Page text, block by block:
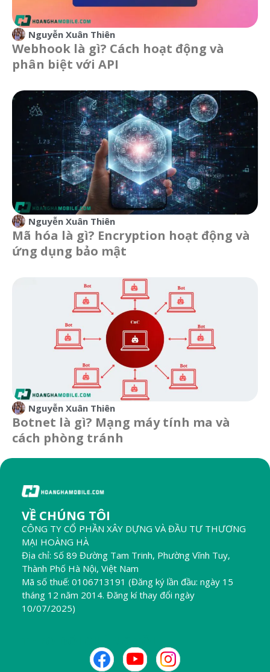
Nguyễn Xuân Thiên
Webhook là gì? Cách hoạt động và
phân biệt với API
Nguyễn Xuân Thiên
Mã hóa là gì? Encryption hoạt động và
ứng dụng bảo mật
Nguyễn Xuân Thiên
Botnet là gì? Mạng máy tính ma và
cách phòng tránh
VỀ CHÚNG TÔI
CÔNG TY CỔ PHẦN XÂY DỰNG VÀ ĐẦU TƯ THƯƠNG
MẠI HOÀNG HÀ
Địa chỉ: Số 89 Đường Tam Trinh, Phường Vĩnh Tuy,
Thành Phố Hà Nội, Việt Nam
Mã số thuế: 0106713191 (Đăng ký lần đầu: ngày 15
tháng 12 năm 2014. Đăng kí thay đổi ngày
10/07/2025)